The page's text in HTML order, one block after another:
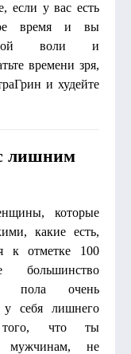
если у вас есть
время и вы
воли и
времени зря,
и худейте
лишним
которые
какие есть,
к отметке 100
пола очень
у себя лишнего
того, что ты
мужчинам, не